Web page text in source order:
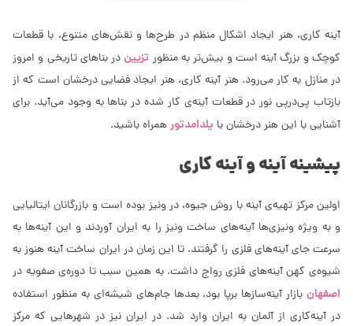
آینه كاری، هنر ایجاد اشكال منظم در طرح‌ها و نقش‌های متنوع، با قطعات
كوچک و بزرگ آینه است و بیش‌تر به منظور تزییندر بناهای تاریخی و امروز
در منازل به کار می‌رود. هنر آینه كاری، هنر ایجاد فضایى‌ درخشان است كه از
بازتاب پى‌‌‌درپى‌ نور در قطعات آینه‌ی کار شده در بناها به وجود مى‌آید. برای
آشنایی با این هنر درخشان با یلدامدتورهمراه باشید.
پیشینه آینه و آینه كاری
اولین مركز تهیه‌ی آینه با روش جیوه، در ونیز بوده است و بازرگانان ایتالیایی
و به ویژه ونیزی‌ها آینه‌های ساخت ونیز را به ایران آوردند و این آینه‌ها به
سرعت جای آینه‌های فلزی را گرفتند. تا این زمان در ایران ساخت آینه هنوز به
شیوه‌ی كهن آینه‌های فلزی رواج داشت. به همین سبب تا دوره‌ی صفویه در
اصفهان بازار آینه‌سازها برپا بود. بعدها جام‌های شیشه‌ای به منظور استفاده
در آینه‌كاری از آلمان به ایران وارد شد. در ایران نیز در شهرهایی كه مركز